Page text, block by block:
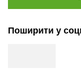
Поширити у